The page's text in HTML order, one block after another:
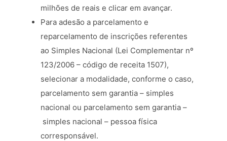
milhões de reais e clicar em avançar.
Para adesão a parcelamento e
reparcelamento de inscrições referentes
ao Simples Nacional (Lei Complementar nº
123/2006 – código de receita 1507),
selecionar a modalidade, conforme o caso,
parcelamento sem garantia – simples
nacional ou parcelamento sem garantia –
simples nacional – pessoa física
corresponsável.